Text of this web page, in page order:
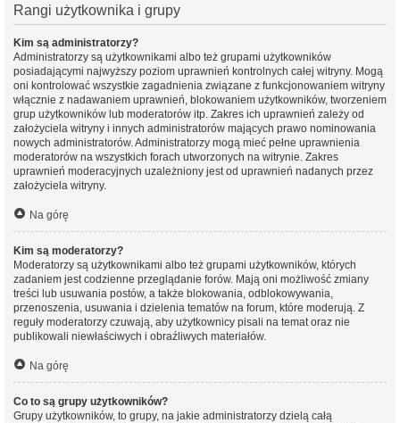
Rangi użytkownika i grupy
Kim są administratorzy?
Administratorzy są użytkownikami albo też grupami użytkowników
posiadającymi najwyższy poziom uprawnień kontrolnych całej witryny. Mogą
oni kontrolować wszystkie zagadnienia związane z funkcjonowaniem witryny
włącznie z nadawaniem uprawnień, blokowaniem użytkowników, tworzeniem
grup użytkowników lub moderatorów itp. Zakres ich uprawnień zależy od
założyciela witryny i innych administratorów mających prawo nominowania
nowych administratorów. Administratorzy mogą mieć pełne uprawnienia
moderatorów na wszystkich forach utworzonych na witrynie. Zakres
uprawnień moderacyjnych uzależniony jest od uprawnień nadanych przez
założyciela witryny.
Na górę
Kim są moderatorzy?
Moderatorzy są użytkownikami albo też grupami użytkowników, których
zadaniem jest codzienne przeglądanie forów. Mają oni możliwość zmiany
treści lub usuwania postów, a także blokowania, odblokowywania,
przenoszenia, usuwania i dzielenia tematów na forum, które moderują. Z
reguły moderatorzy czuwają, aby użytkownicy pisali na temat oraz nie
publikowali niewłaściwych i obraźliwych materiałów.
Na górę
Co to są grupy użytkowników?
Grupy użytkowników, to grupy, na jakie administratorzy dzielą całą